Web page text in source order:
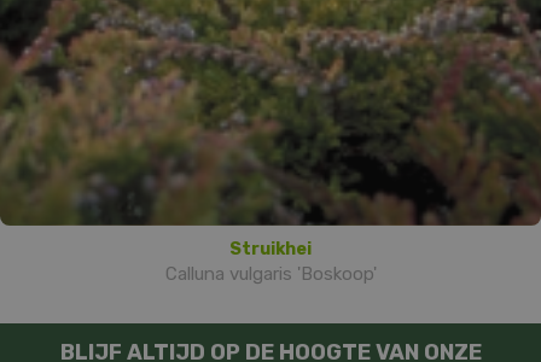
Struikhei
Calluna vulgaris 'Boskoop'
BLIJF ALTIJD OP DE HOOGTE VAN ONZE